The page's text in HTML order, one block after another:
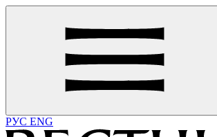
РУС ENG